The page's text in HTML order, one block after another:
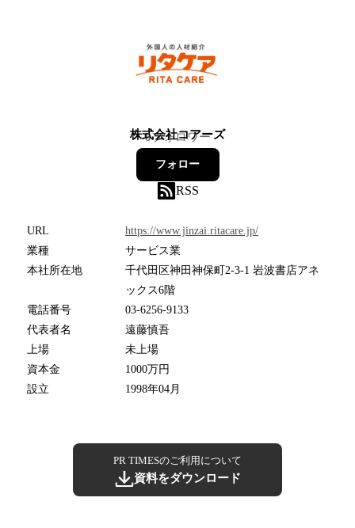
株式会社コアーズ
0フォロワー
フォロー
RSS
URL
https://www.jinzai.ritacare.jp/
業種
サービス業
本社所在地
千代田区神田神保町2-3-1 岩波書店アネ
ックス6階
電話番号
03-6256-9133
代表者名
遠藤慎吾
上場
未上場
資本金
1000万円
設立
1998年04月
PR TIMESのご利用について
資料をダウンロード